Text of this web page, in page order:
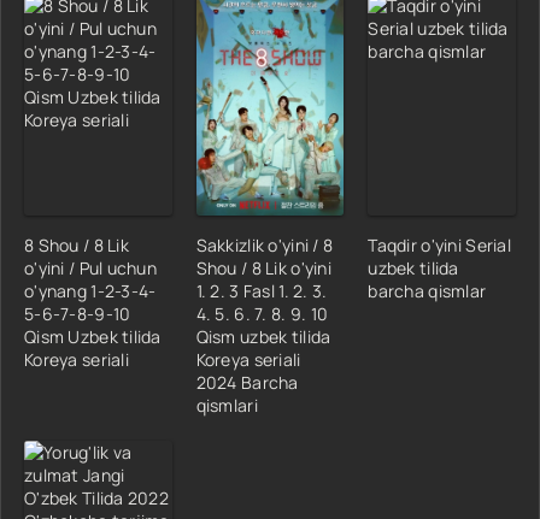
8 Shou / 8 Lik
o'yini / Pul uchun
o'ynang 1-2-3-4-
5-6-7-8-9-10
Qism Uzbek tilida
Koreya seriali
Sakkizlik o'yini / 8
Shou / 8 Lik o'yini
1. 2. 3 Fasl 1. 2. 3.
4. 5. 6. 7. 8. 9. 10
Qism uzbek tilida
Koreya seriali
2024 Barcha
qismlari
Taqdir o'yini Serial
uzbek tilida
barcha qismlar